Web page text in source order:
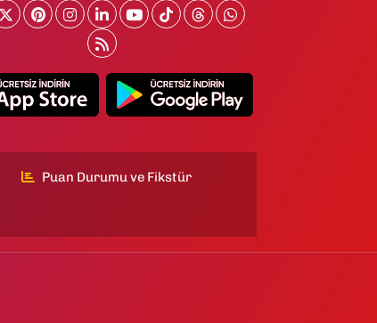
Puan Durumu ve Fikstür